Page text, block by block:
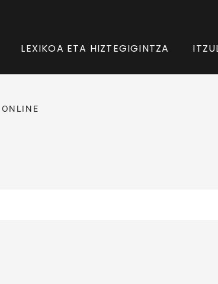
LEXIKOA ETA HIZTEGIGINTZA